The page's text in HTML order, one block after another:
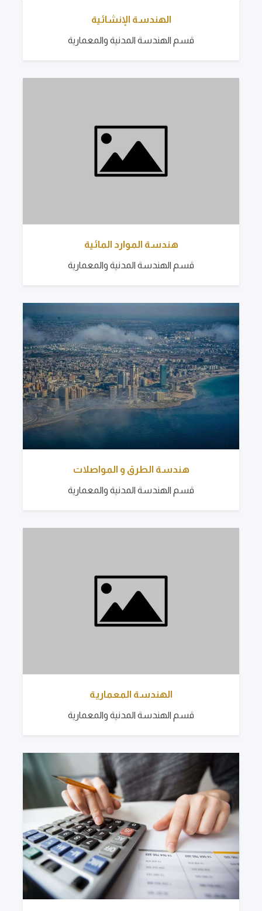
الهندسة الإنشائية
قسم الهندسة المدنية والمعمارية
هندسة الموارد المائية
قسم الهندسة المدنية والمعمارية
هندسة الطرق و المواصلات
قسم الهندسة المدنية والمعمارية
الهندسة المعمارية
قسم الهندسة المدنية والمعمارية